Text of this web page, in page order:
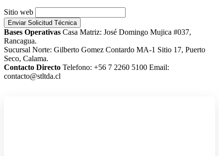
Sitio web
Enviar Solicitud Técnica
Bases Operativas Casa Matriz: José Domingo Mujica #037,
Rancagua.
Sucursal Norte: Gilberto Gomez Contardo MA-1 Sitio 17, Puerto
Seco, Calama.
Contacto Directo Telefono: +56 7 2260 5100 Email:
contacto@stltda.cl